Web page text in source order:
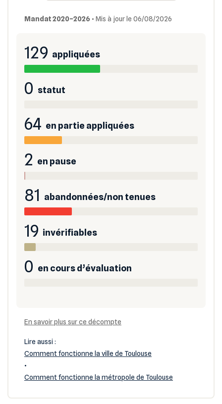
Mandat 2020–2026 • Mis à jour le 06/08/2026
129 appliquées
0 statut
64 en partie appliquées
2 en pause
81 abandonnées/non tenues
19 invérifiables
0 en cours d’évaluation
En savoir plus sur ce décompte
Lire aussi :
Comment fonctionne la ville de Toulouse
•
Comment fonctionne la métropole de Toulouse